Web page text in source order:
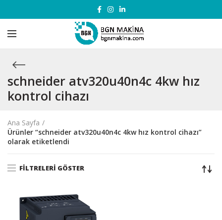
schneider atv320u40n4c 4kw hız
kontrol cihazı
Ana Sayfa
Ürünler “schneider atv320u40n4c 4kw hız kontrol cihazı”
olarak etiketlendi
FILTRELERI GÖSTER